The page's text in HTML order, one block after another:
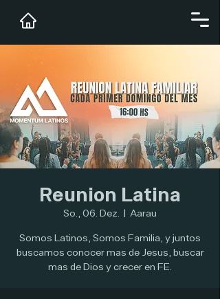
Reunion Latina
So., 06. Dez.
  |
Aarau
Somos Latinos, Somos Familia, y juntos
buscamos conocer mas de Jesus, buscar
mas de Dios y crecer en FE.